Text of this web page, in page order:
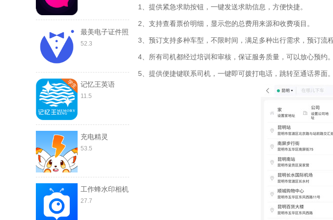
最美电子证件照
52.3
记忆王英语
11.5
充电精灵
53.5
工作蜂水印相机
27.7
1、提供紧急求助按钮，一键发送求助信息，方便快捷。
2、支持查看票价明细，显示您的总费用来源和收费项目。
3、预订支持多种车型，不限时间，满足多种出行需求，预订流程
4、所有司机都经过培训和审核，保证服务质量，可以放心预约。
5、提供便捷键联系司机，一键即可拨打电话，跳转至通话界面。